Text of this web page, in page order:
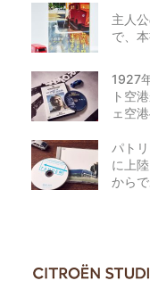
主人
で、
1927
ト空
ェ空
パト
に上
からで